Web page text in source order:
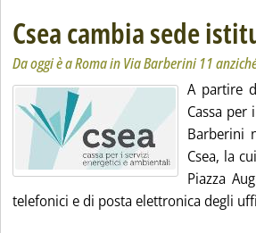
Csea cambia sede
Da oggi è a Roma in Via Barberini 11
A partire
Cassa per
Barberini
Csea, la
Piazza
telefonici e di posta elettronica degli